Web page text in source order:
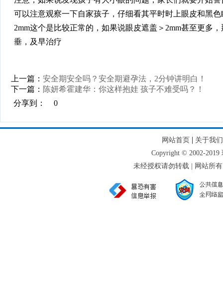
可以注意观察一下自家孩子，仔细看其平时时上眼皮和黑
2mm这个是比较正常的，如果说眼皮遮盖＞2mm甚至更多
垂，及早治疗
上一篇： 安全期安全吗？安全期避孕法，2分钟讲明白！
下一篇： 陈妍希霍建华：你这样抱娃 孩子不难受吗？！
分享到：
0
网站首页| 关于我们
Copyright © 2002-2019
未经授权请勿转载 | 网站所